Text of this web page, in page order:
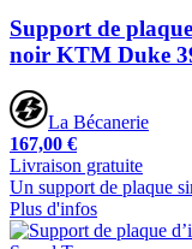
Support de
noir KTM Duke
La Bécanerie
167,00 €
Livraison gratuite
Un support de plaque
Plus d'infos